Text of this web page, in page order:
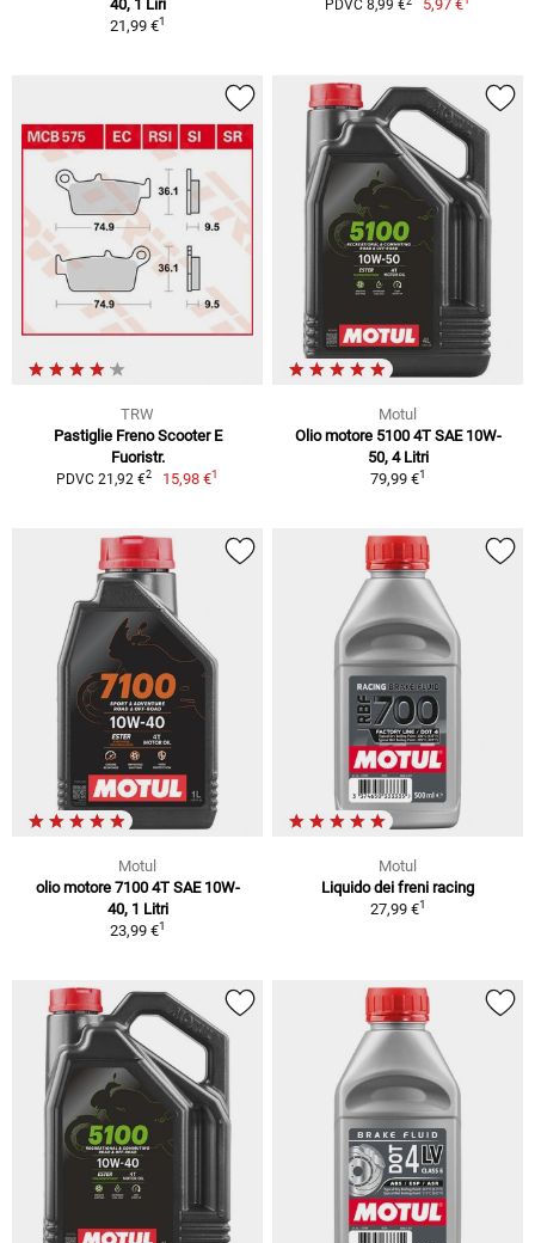
40, 1 Liri
21,99 €1
PDVC 8,99 € 5,97 €
TRW
Pastiglie Freno Scooter E
Fuoristr.
PDVC 21,92 €2 15,98 €1
Motul
Olio motore 5100 4T SAE 10W-
50, 4 Litri
79,99 €1
Motul
olio motore 7100 4T SAE 10W-
40, 1 Litri
23,99 €1
Motul
Liquido dei freni racing
27,99 €1